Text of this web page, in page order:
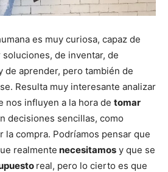
es muy curiosa, capaz de
de inventar, de
de aprender, pero también de
Resulta muy interesante analizar
nos influyen a la hora de tomar
decisiones sencillas, como
la compra. Podríamos pensar que
realmente necesitamos y que se
real, pero lo cierto es que